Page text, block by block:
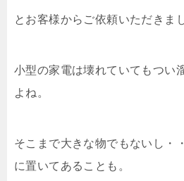
とお客様からご依頼いただきま
小型の家電は壊れていてもつい
よね。
そこまで大きな物でもないし・
に置いてあることも。